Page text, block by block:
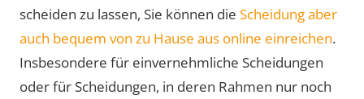
scheiden zu lassen, Sie können die Scheidung aber
auch bequem von zu Hause aus online einreichen.
Insbesondere für einvernehmliche Scheidungen
oder für Scheidungen, in deren Rahmen nur noch